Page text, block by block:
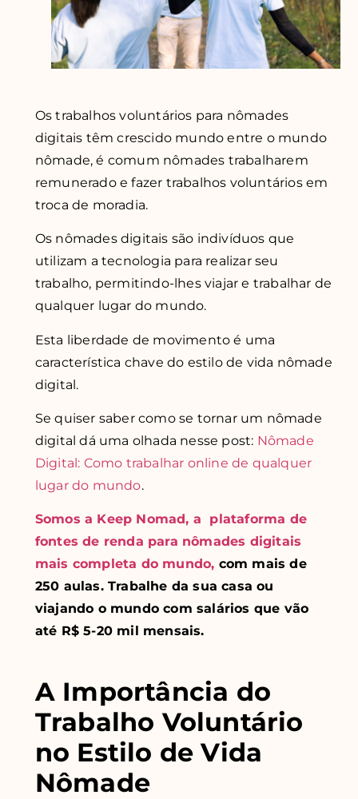
Os trabalhos voluntários para nômades
digitais têm crescido mundo entre o mundo
nômade, é comum nômades trabalharem
remunerado e fazer trabalhos voluntários em
troca de moradia.
Os nômades digitais são indivíduos que
utilizam a tecnologia para realizar seu
trabalho, permitindo-lhes viajar e trabalhar de
qualquer lugar do mundo.
Esta liberdade de movimento é uma
característica chave do estilo de vida nômade
digital.
Se quiser saber como se tornar um nômade
digital dá uma olhada nesse post: Nômade
Digital: Como trabalhar online de qualquer
lugar do mundo.
Somos a Keep Nomad, a plataforma de
fontes de renda para nômades digitais
mais completa do mundo, com mais de
250 aulas. Trabalhe da sua casa ou
viajando o mundo com salários que vão
até R$ 5-20 mil mensais.
A Importância do
Trabalho Voluntário
no Estilo de Vida
Nômade